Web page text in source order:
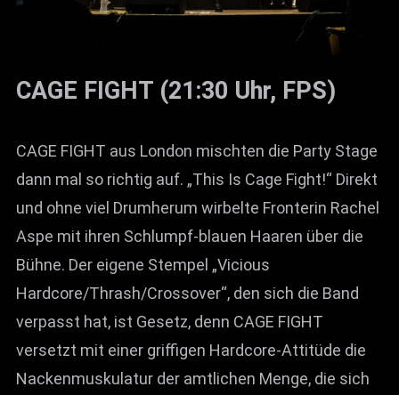
CAGE FIGHT (21:30 Uhr, FPS)
CAGE FIGHT aus London mischten die Party Stage
dann mal so richtig auf. „This Is Cage Fight!“ Direkt
und ohne viel Drumherum wirbelte Fronterin Rachel
Aspe mit ihren Schlumpf-blauen Haaren über die
Bühne. Der eigene Stempel „Vicious
Hardcore/Thrash/Crossover“, den sich die Band
verpasst hat, ist Gesetz, denn CAGE FIGHT
versetzt mit einer griffigen Hardcore-Attitüde die
Nackenmuskulatur der amtlichen Menge, die sich